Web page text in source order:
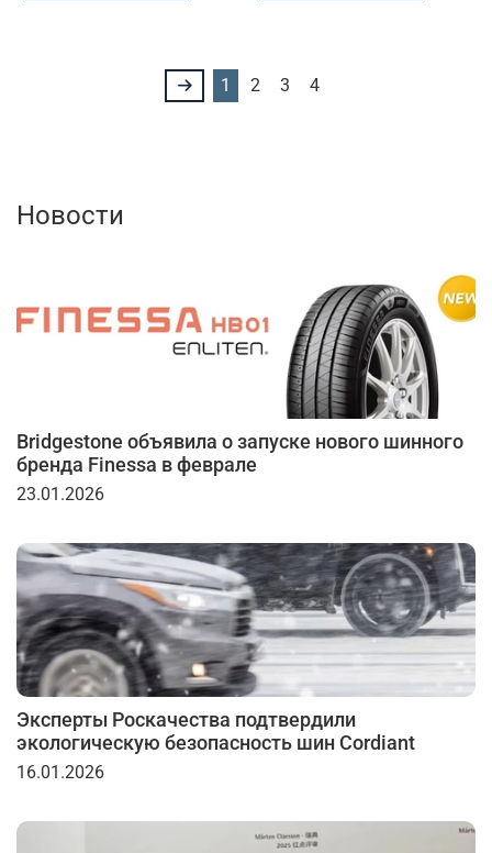
1 2 3 4
Новости
Bridgestone объявила о запуске нового шинного
бренда Finessa в феврале
23.01.2026
Эксперты Роскачества подтвердили
экологическую безопасность шин Cordiant
16.01.2026